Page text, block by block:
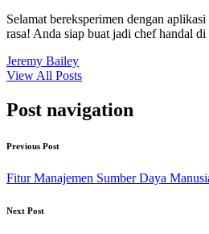
Selamat bereksperimen dengan
rasa! Anda siap buat jadi chef handal
Jeremy Bailey
View All Posts
Post navigation
Previous Post
Fitur Manajemen Sumber Daya
Next Post